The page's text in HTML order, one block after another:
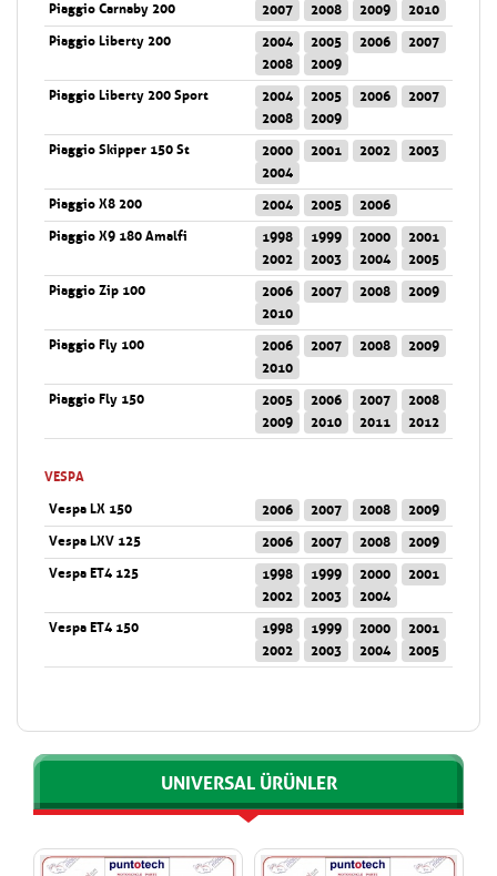
Piaggio Carnaby 200 2007 2008 2009
2010
Piaggio Liberty 200
2004 2005 2006
2007
2008
2009
Piaggio Liberty 200 Sport
2004 2005 2006
2007
2008
2009
Piaggio Skipper 150 St
2000 2001 2002
2003
2004
Piaggio X8 200
2004 2005
2006
Piaggio X9 180 Amalfi
1998 1999 2000
2001
2002
2003 2004
2005
Piaggio Zip 100
2006 2007 2008
2009
2010
Piaggio Fly 100
2006 2007 2008
2009
2010
Piaggio Fly 150
2005 2006 2007
2008
2009
2010 2011 2012
VESPA
Vespa LX 150
2006 2007 2008
2009
Vespa LXV 125
2006 2007 2008
2009
Vespa ET4 125
1998 1999 2000
2001
2002
2003
2004
Vespa ET4 150
1998 1999 2000
2001
2002
2003 2004 2005
UNIVERSAL ÜRÜNLER